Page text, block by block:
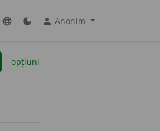
language dark_mode person Anonim
opțiuni